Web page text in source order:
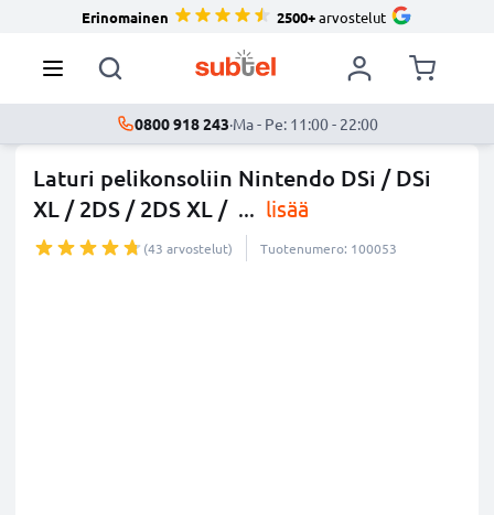
Erinomainen 2500+arvostelut
0800 918 243·Ma - Pe: 11:00 - 22:00
Laturi pelikonsoliin Nintendo DSi / DSi
XL / 2DS / 2DS XL / ... lisää
(43 arvostelut) Tuotenumero: 100053